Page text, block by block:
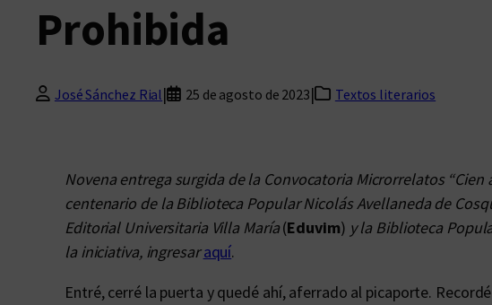
Prohibida
José Sánchez Rial | 25 de agosto de 2023| Textos literarios
Novena entrega surgida de la Convocatoria Microrrelatos
centenario de la Biblioteca Popular Nicolás Avellaneda de
Editorial Universitaria Villa María(Eduvim) y la Biblioteca
la iniciativa, ingresaraquí.
Entré, cerré la puerta y quedé ahí, aferrado al picaporte.